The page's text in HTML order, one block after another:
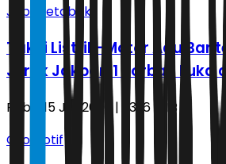
Jabodetabek
Taksi Listrik-Motor Adu
Jeruk Jakbar, 1 Korban Luka
Rabu, 15 Juli 2026 | 23.16 WIB
Otomotif